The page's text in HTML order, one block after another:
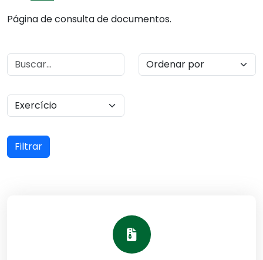
Página de consulta de documentos.
Filtrar